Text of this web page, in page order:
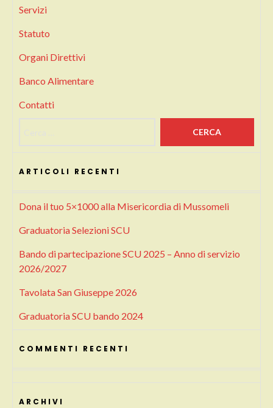
Servizi
Statuto
Organi Direttivi
Banco Alimentare
Contatti
ARTICOLI RECENTI
Dona il tuo 5×1000 alla Misericordia di Mussomeli
Graduatoria Selezioni SCU
Bando di partecipazione SCU 2025 – Anno di servizio
2026/2027
Tavolata San Giuseppe 2026
Graduatoria SCU bando 2024
COMMENTI RECENTI
ARCHIVI